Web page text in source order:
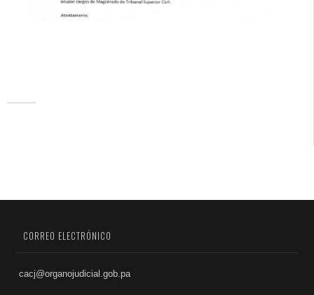
CORREO ELECTRÓNICO
cacj@organojudicial.gob.pa